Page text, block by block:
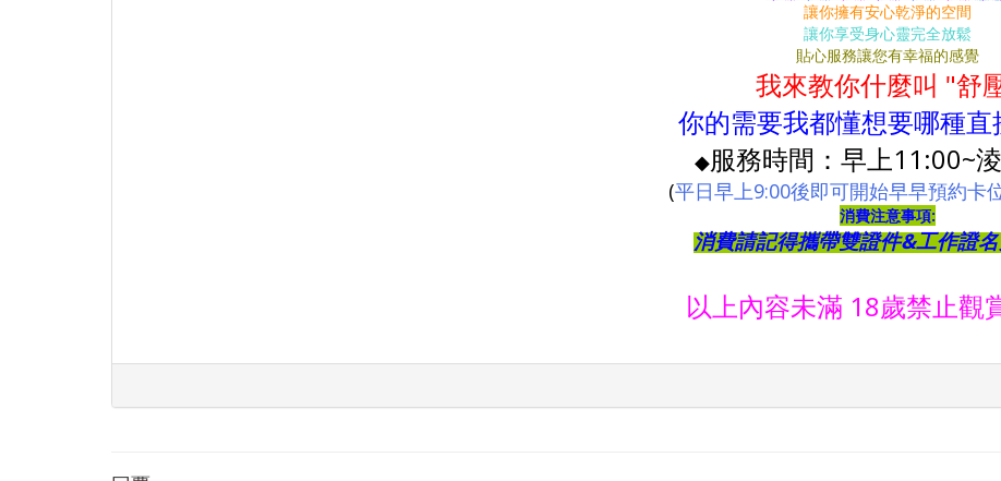
讓你擁有安心乾淨的空間
讓你享受身心靈完全放鬆
貼心服務讓您有幸福的感覺
我來教你什麼叫 "舒
你的需要我都懂想要哪種直
◆服務時間：早上11:00~
(平日早上9:00後即可開始早早預約卡
消費注意事項:
消費請記得攜帶雙證件&工作證
以上內容未滿 18歲禁止觀